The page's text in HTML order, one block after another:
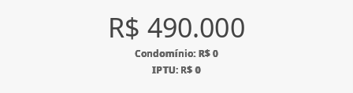
R$ 490.000
Condomínio: R$ 0
IPTU: R$ 0